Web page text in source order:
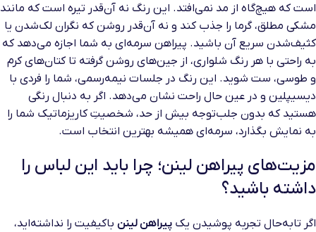
است که هیچ‌گاه از مد نمی‌افتد. این رنگ نه آن‌قدر تیره است که مانند
مشکی مطلق، گرما را جذب کند و نه آن‌قدر روشن که نگران لک‌شدن یا
کثیف‌شدن سریع آن باشید. پیراهن سرمه‌ای به شما اجازه می‌دهد که
به راحتی با هر رنگ شلواری، از جین‌های روشن گرفته تا کتان‌های کرم
و طوسی، ست شوید. این رنگ در جلسات نیمه‌رسمی، شما را فردی با
دیسیپلین و در عین حال راحت نشان می‌دهد. اگر به دنبال رنگی
هستید که بدون جلب‌توجه بیش از حد، شخصیتِ کاریزماتیک شما را
به نمایش بگذارد، سرمه‌ای همیشه بهترین انتخاب است.
مزیت‌های پیراهن لینن؛ چرا باید این لباس را
داشته باشید؟
اگر تابه‌حال تجربه پوشیدن یک پیراهن لینن باکیفیت را نداشته‌اید،